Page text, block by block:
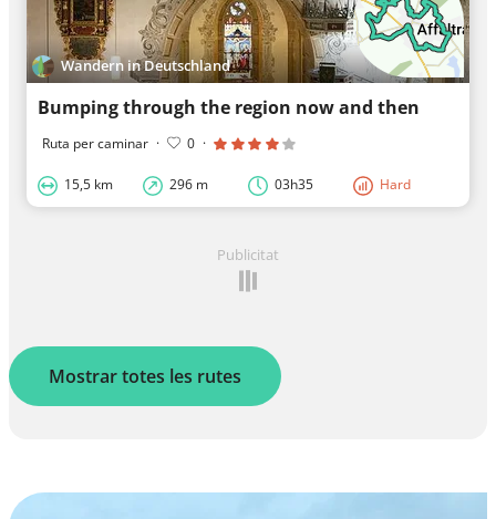
Wandern in Deutschland
Bumping through the region now and then
Ruta per caminar · 0 ·
15,5 km 296 m 03h35 Hard
Publicitat
Mostrar totes les rutes